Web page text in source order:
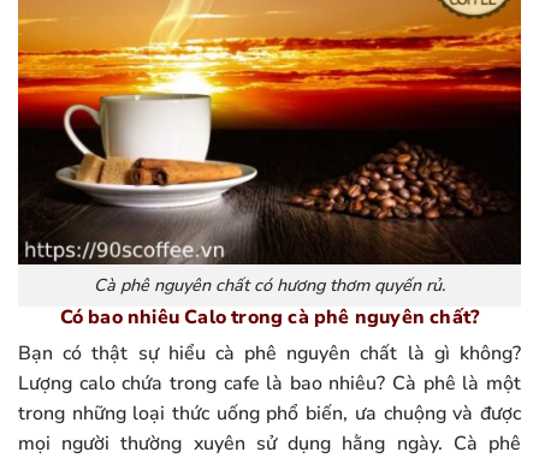
Cà phê nguyên chất có hương thơm quyến rủ.
Có bao nhiêu Calo trong cà phê nguyên chất?
Bạn có thật sự hiểu cà phê nguyên chất là gì không?
Lượng calo chứa trong cafe là bao nhiêu? Cà phê là một
trong những loại thức uống phổ biến, ưa chuộng và được
mọi người thường xuyên sử dụng hằng ngày. Cà phê